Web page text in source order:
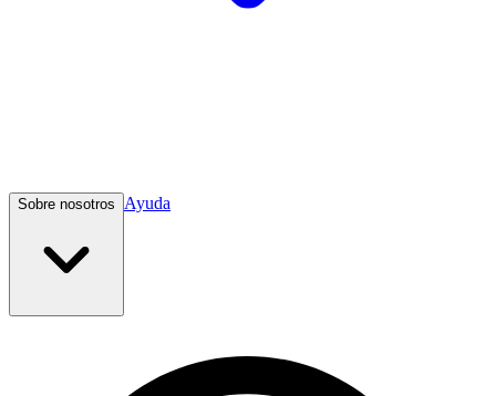
Sobre nosotros Ayuda